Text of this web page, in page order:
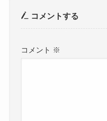
コメントする
コメント ※